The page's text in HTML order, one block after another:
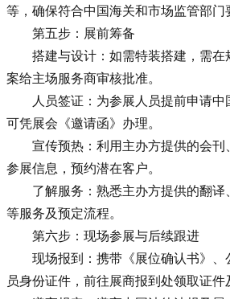
等，确保符合中国海关和市场监管部门
第五步：展前筹备
搭建与设计：如需特装搭建，需
案给主场服务商审核批准。
人员签证：为参展人员提前申请中
可凭展会《邀请函》办理。
宣传预热：利用主办方提供的会
参展信息，预约潜在客户。
了解服务：熟悉主办方提供的翻
等服务及预定流程。
第六步：现场参展与后续跟进
现场报到：携带《展位确认书》、
员身份证件，前往展商报到处领取证件